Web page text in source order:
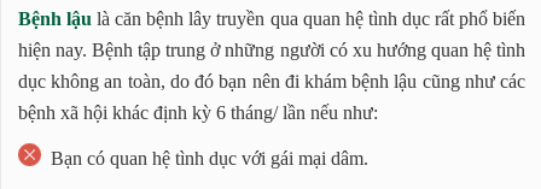
Bệnh lậu là căn bệnh lây truyền qua quan hệ tình dục rất phổ biến
hiện nay. Bệnh tập trung ở những người có xu hướng quan hệ tình
dục không an toàn, do đó bạn nên đi khám bệnh lậu cũng như các
bệnh xã hội khác định kỳ 6 tháng/ lần nếu như:
Bạn có quan hệ tình dục với gái mại dâm.